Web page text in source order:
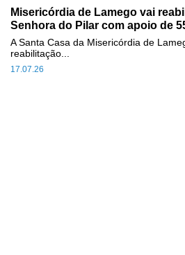
Misericórdia de Lamego vai
Senhora do Pilar com apoio de
17.07.26
A Santa Casa da Misericórdia de
reabilitação...